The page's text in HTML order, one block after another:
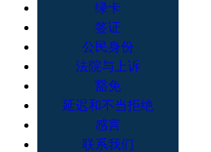
绿卡
签证
公民身份
法院与上诉
豁免
延迟和不当拒绝
感言
联系我们